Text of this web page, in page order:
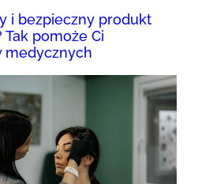
i bezpieczny produkt
Tak pomoże Ci
medycznych